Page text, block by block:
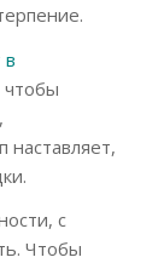
.
в
наставляет,
с
Чтобы